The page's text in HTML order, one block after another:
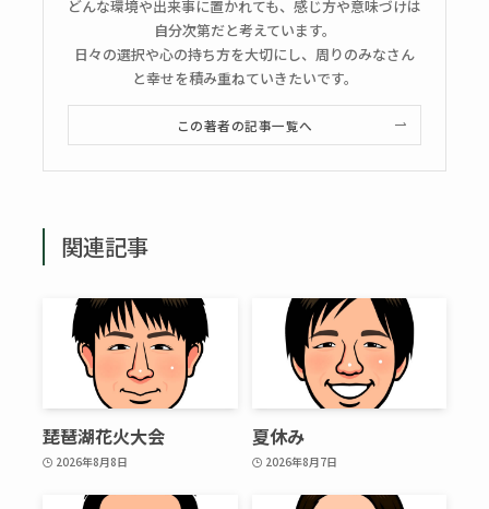
どんな環境や出来事に置かれても、感じ方や意味づけは
自分次第だと考えています。
日々の選択や心の持ち方を大切にし、周りのみなさん
と幸せを積み重ねていきたいです。
この著者の記事一覧へ
関連記事
琵琶湖花火大会
2026年8月8日
夏休み
2026年8月7日